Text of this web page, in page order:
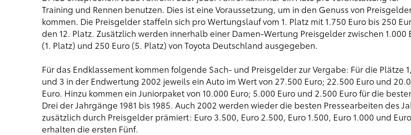
Training und Rennen benutzen. Dies ist eine Voraussetzung, um in den Genuss von
kommen. Die Preisgelder staffeln sich pro Wertungslauf vom 1. Platz mit 1.750 Euro bis 250
den 12. Platz. Zusätzlich werden innerhalb einer Damen-Wertung Preisgelder zwischen 1.000
(1. Platz) und 250 Euro (5. Platz) von Toyota Deutschland ausgegeben.
Für das Endklassement kommen folgende Sach- und Preisgelder zur Vergabe: Für die Plätze
und 3 in der Endwertung 2002 jeweils ein Auto im Wert von 27.500 Euro; 22.500 Euro und
Euro. Hinzu kommen ein Juniorpaket von 10.000 Euro; 5.000 Euro und 2.500 Euro für die
Drei der Jahrgänge 1981 bis 1985. Auch 2002 werden wieder die besten Pressearbeiten des
zusätzlich durch Preisgelder prämiert: Euro 3.500, Euro 2.500, Euro 1.500, Euro 1.000 und
erhalten die ersten Fünf.